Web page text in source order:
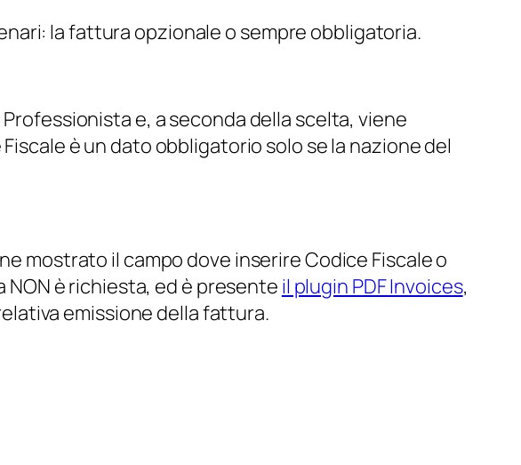
la fattura opzionale o sempre obbligatoria.
e, a seconda della scelta, viene
è un dato obbligatorio solo se la nazione del
mostrato il campo dove inserire Codice Fiscale o
NON è richiesta, ed è presente il plugin PDF Invoices,
emissione della fattura.